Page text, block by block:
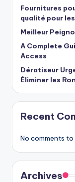
Fournitures
qualité pour
Meilleur
A Complete
Access
Dératiseur
Éliminer les
Recent
No comments to
Archives